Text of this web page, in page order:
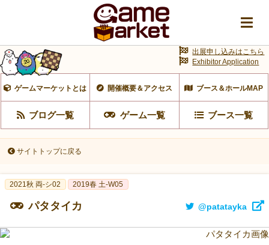
ゲームマーケットとは 開催概要＆アクセス ブース＆ホールMAP
ブログ一覧 ゲーム一覧 ブース一覧
出展申し込みはこちら
Exhibitor Application
サイトトップに戻る
2021秋 両-シ02 2019春 土-W05
パタタイカ @patatayka